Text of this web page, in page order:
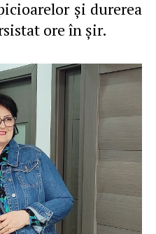
şi durerea
ore în şir.